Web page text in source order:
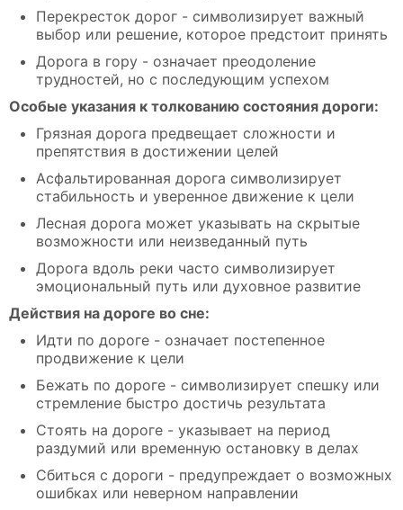
Перекресток дорог - символизирует важный
выбор или решение, которое предстоит принять
Дорога в гору - означает преодоление
трудностей, но с последующим успехом
Особые указания к толкованию состояния дороги:
Грязная дорога предвещает сложности и
препятствия в достижении целей
Асфальтированная дорога символизирует
стабильность и уверенное движение к цели
Лесная дорога может указывать на скрытые
возможности или неизведанный путь
Дорога вдоль реки часто символизирует
эмоциональный путь или духовное развитие
Действия на дороге во сне:
Идти по дороге - означает постепенное
продвижение к цели
Бежать по дороге - символизирует спешку или
стремление быстро достичь результата
Стоять на дороге - указывает на период
раздумий или временную остановку в делах
Сбиться с дороги - предупреждает о возможных
ошибках или неверном направлении